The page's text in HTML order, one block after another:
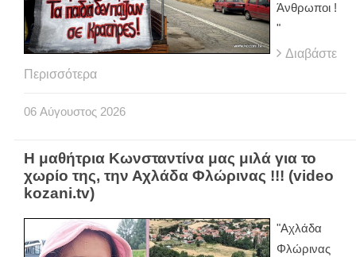
Άνθρωποι !
"
Διαβάστε
Περισσότερα
06 Αύγουστος 2026
Η μαθήτρια Κωνσταντίνα μας μιλά για το
χωρίο της, την Αχλάδα Φλώρινας !!! (video
kozani.tv)
"Αχλάδα
Φλώρινας